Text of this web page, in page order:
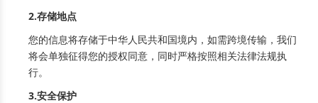
2.存储地点
您的信息将存储于中华人民共和国境内，如需跨境传输，我们
将会单独征得您的授权同意，同时严格按照相关法律法规执
行。
3.安全保护